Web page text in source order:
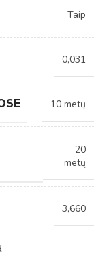
Taip
0,031
10 metų
20
metų
3,660